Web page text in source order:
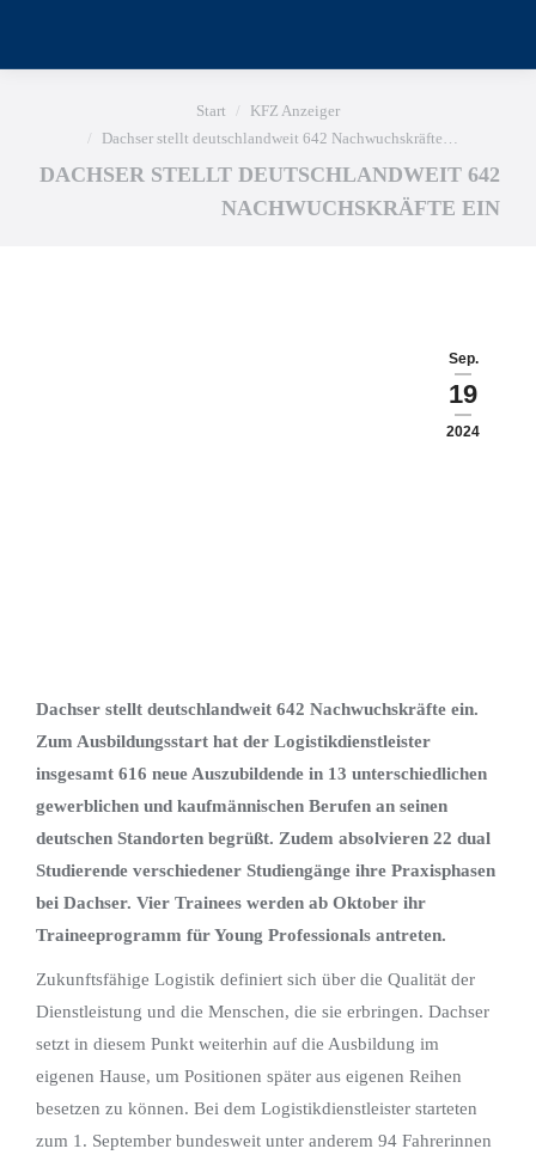
Sie befinden sich hier:Start
KFZ Anzeiger
Dachser stellt deutschlandweit 642 Nachwuchskräfte…
DACHSER STELLT DEUTSCHLANDWEIT 642
NACHWUCHSKRÄFTE EIN
Sep.
19
2024
Dachser stellt deutschlandweit 642 Nachwuchskräfte ein.
Zum Ausbildungsstart hat der Logistikdienstleister
insgesamt 616 neue Auszubildende in 13 unterschiedlichen
gewerblichen und kaufmännischen Berufen an seinen
deutschen Standorten begrüßt. Zudem absolvieren 22 dual
Studierende verschiedener Studiengänge ihre Praxisphasen
bei Dachser. Vier Trainees werden ab Oktober ihr
Traineeprogramm für Young Professionals antreten.
Zukunftsfähige Logistik definiert sich über die Qualität der
Dienstleistung und die Menschen, die sie erbringen. Dachser
setzt in diesem Punkt weiterhin auf die Ausbildung im
eigenen Hause, um Positionen später aus eigenen Reihen
besetzen zu können. Bei dem Logistikdienstleister starteten
zum 1. September bundesweit unter anderem 94 Fahrerinnen